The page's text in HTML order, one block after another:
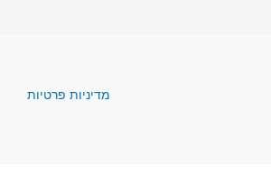
מדיניות פרטיות